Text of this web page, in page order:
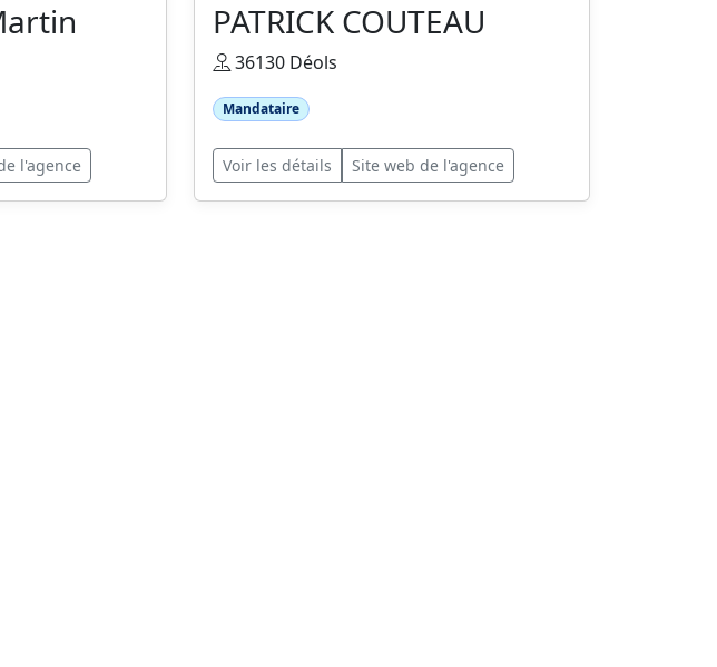
l'agence
PATRICK COUTEAU
36130 Déols
Mandataire
Voir les détails Site web de l'agence